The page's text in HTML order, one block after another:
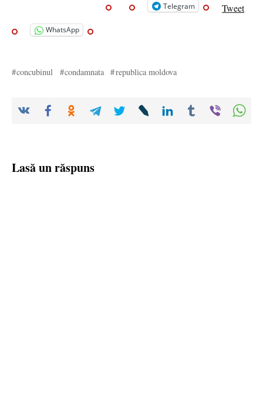
Telegram Tweet
WhatsApp
concubinul condamnata republica moldova
Lasă un răspuns